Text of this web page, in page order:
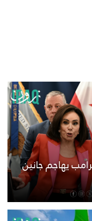
يهاجم جانين